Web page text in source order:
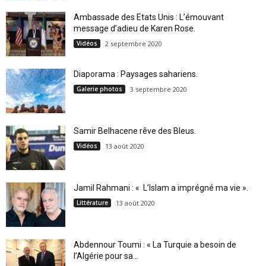
Ambassade des Etats Unis : L’émouvant
message d’adieu de Karen Rose.
Vidéos 2 septembre 2020
Diaporama : Paysages sahariens.
Galerie photos 3 septembre 2020
Samir Belhacene rêve des Bleus.
Vidéos 13 août 2020
Jamil Rahmani : « L’Islam a imprégné ma vie ».
Littérature 13 août 2020
Abdennour Toumi : « La Turquie a besoin de
l’Algérie pour sa...